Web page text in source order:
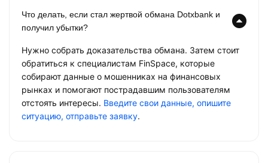
Что делать, если стал жертвой обмана Dotxbank и
получил убытки?
Нужно собрать доказательства обмана. Затем стоит
обратиться к специалистам FinSpace, которые
собирают данные о мошенниках на финансовых
рынках и помогают пострадавшим пользователям
отстоять интересы. Введите свои данные, опишите
ситуацию, отправьте заявку.